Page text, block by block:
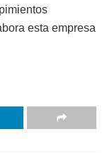
esta empresa